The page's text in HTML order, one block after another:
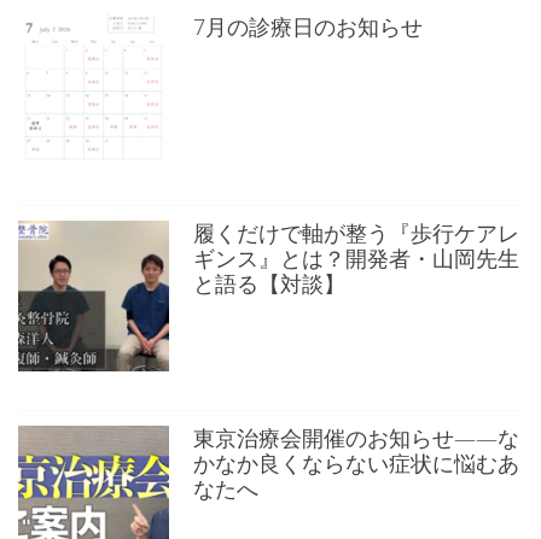
7月の診療日のお知らせ
履くだけで軸が整う『歩行ケアレ
ギンス』とは？開発者・山岡先生
と語る【対談】
東京治療会開催のお知らせ——な
かなか良くならない症状に悩むあ
なたへ